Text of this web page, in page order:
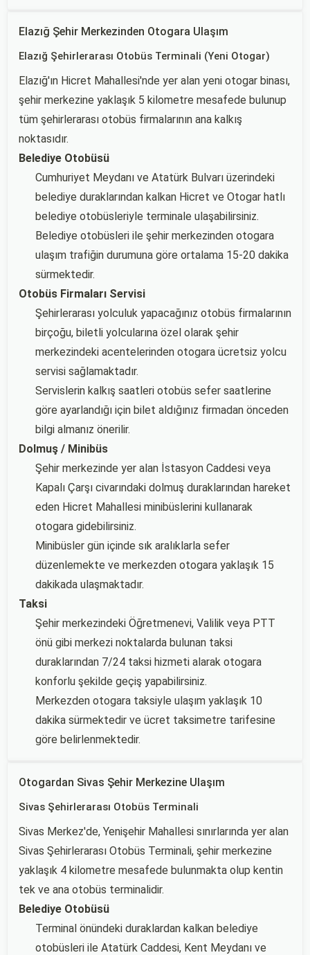
Elazığ Şehir Merkezinden Otogara Ulaşım
Elazığ Şehirlerarası Otobüs Terminali (Yeni Otogar)
Elazığ'ın Hicret Mahallesi'nde yer alan yeni otogar binası,
şehir merkezine yaklaşık 5 kilometre mesafede bulunup
tüm şehirlerarası otobüs firmalarının ana kalkış
noktasıdır.
Belediye Otobüsü
Cumhuriyet Meydanı ve Atatürk Bulvarı üzerindeki
belediye duraklarından kalkan Hicret ve Otogar hatlı
belediye otobüsleriyle terminale ulaşabilirsiniz.
Belediye otobüsleri ile şehir merkezinden otogara
ulaşım trafiğin durumuna göre ortalama 15-20 dakika
sürmektedir.
Otobüs Firmaları Servisi
Şehirlerarası yolculuk yapacağınız otobüs firmalarının
birçoğu, biletli yolcularına özel olarak şehir
merkezindeki acentelerinden otogara ücretsiz yolcu
servisi sağlamaktadır.
Servislerin kalkış saatleri otobüs sefer saatlerine
göre ayarlandığı için bilet aldığınız firmadan önceden
bilgi almanız önerilir.
Dolmuş / Minibüs
Şehir merkezinde yer alan İstasyon Caddesi veya
Kapalı Çarşı civarındaki dolmuş duraklarından hareket
eden Hicret Mahallesi minibüslerini kullanarak
otogara gidebilirsiniz.
Minibüsler gün içinde sık aralıklarla sefer
düzenlemekte ve merkezden otogara yaklaşık 15
dakikada ulaşmaktadır.
Taksi
Şehir merkezindeki Öğretmenevi, Valilik veya PTT
önü gibi merkezi noktalarda bulunan taksi
duraklarından 7/24 taksi hizmeti alarak otogara
konforlu şekilde geçiş yapabilirsiniz.
Merkezden otogara taksiyle ulaşım yaklaşık 10
dakika sürmektedir ve ücret taksimetre tarifesine
göre belirlenmektedir.
Otogardan Sivas Şehir Merkezine Ulaşım
Sivas Şehirlerarası Otobüs Terminali
Sivas Merkez'de, Yenişehir Mahallesi sınırlarında yer alan
Sivas Şehirlerarası Otobüs Terminali, şehir merkezine
yaklaşık 4 kilometre mesafede bulunmakta olup kentin
tek ve ana otobüs terminalidir.
Belediye Otobüsü
Terminal önündeki duraklardan kalkan belediye
otobüsleri ile Atatürk Caddesi, Kent Meydanı ve